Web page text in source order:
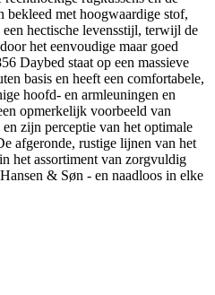
bekleed met hoogwaardige stof,
hectische levensstijl, terwijl de
het eenvoudige maar goed
Daybed staat op een massieve
basis en heeft een comfortabele,
hoofd- en armleuningen en
opmerkelijk voorbeeld van
zijn perceptie van het optimale
afgeronde, rustige lijnen van het
het assortiment van zorgvuldig
& Søn - en naadloos in elke